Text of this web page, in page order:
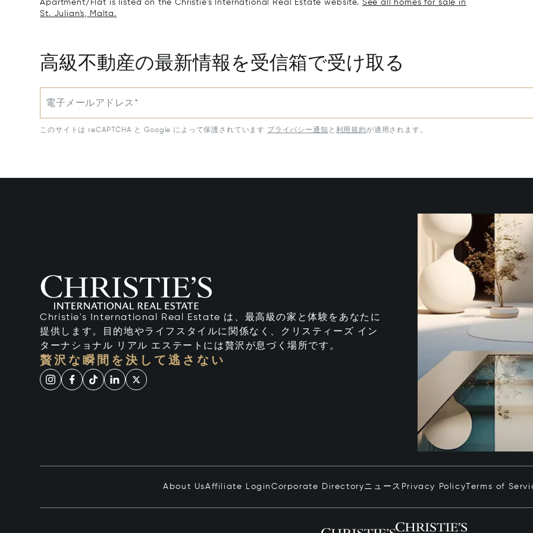
Apartment/Flat is listed on the Christie's International Real Estate website. See all homes for sale in
St. Julian's, Malta.
高級不動産の最新情報を受信箱で受け取る
電子メールアドレス*
このサイトは reCAPTCHA と Google によって保護されています プライバシー通知 と 利用規約が適用されます。
Christie's International Real Estate は、最高級の家と体験をあなたに
提供します。目的地やライフスタイルに関係なく、クリスティーズ イン
ターナショナル リアル エステートには贅沢が息づく場所です。
贅沢な瞬間を決して逃さない
About UsAffiliate LoginCorporate Directoryニュース Privacy Policy Terms of